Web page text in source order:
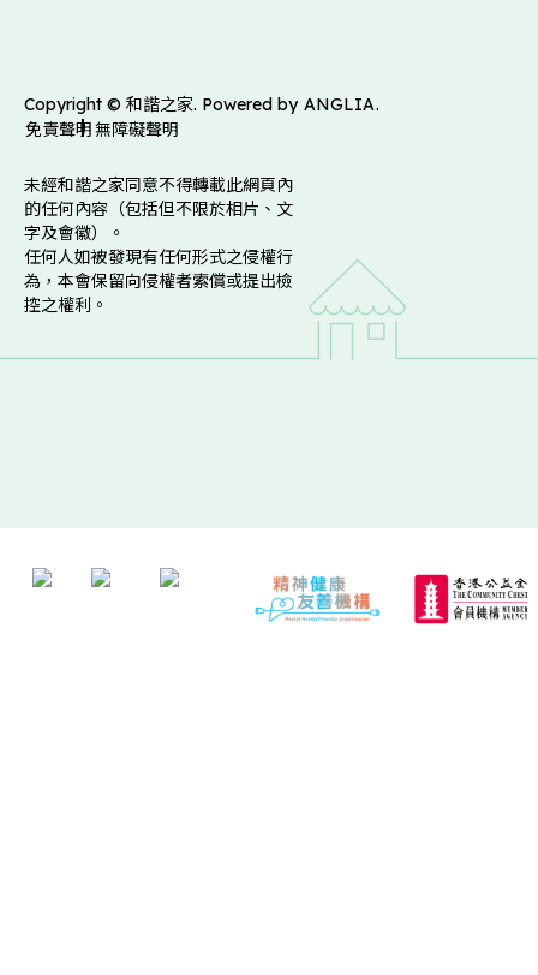
Copyright © 和諧之家. Powered by ANGLIA.
免責聲明無障礙聲明
未經和諧之家同意不得轉載此網頁內
的任何內容（包括但不限於相片、文
字及會徽）。
任何人如被發現有任何形式之侵權行
為，本會保留向侵權者索償或提出檢
控之權利。